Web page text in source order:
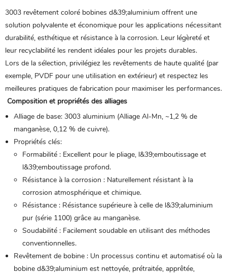
3003 revêtement coloré bobines d&39;aluminium offrent une
solution polyvalente et économique pour les applications nécessitant
durabilité, esthétique et résistance à la corrosion. Leur légèreté et
leur recyclabilité les rendent idéales pour les projets durables.
Lors de la sélection, privilégiez les revêtements de haute qualité (par
exemple, PVDF pour une utilisation en extérieur) et respectez les
meilleures pratiques de fabrication pour maximiser les performances.
Composition et propriétés des alliages
Alliage de base: 3003 aluminium (Alliage Al-Mn, ~1,2 % de
manganèse, 0,12 % de cuivre).
Propriétés clés:
Formabilité : Excellent pour le pliage, l&39;emboutissage et
l&39;emboutissage profond.
Résistance à la corrosion : Naturellement résistant à la
corrosion atmosphérique et chimique.
Résistance : Résistance supérieure à celle de l&39;aluminium
pur (série 1100) grâce au manganèse.
Soudabilité : Facilement soudable en utilisant des méthodes
conventionnelles.
Revêtement de bobine : Un processus continu et automatisé où la
bobine d&39;aluminium est nettoyée, prétraitée, apprêtée,